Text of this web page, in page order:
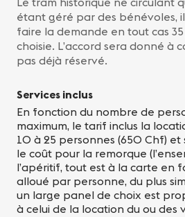
étant géré par des bénévoles,
faire la demande en tout cas
choisie. L’accord sera donné à
pas déjà réservé.
Services inclus
En fonction du nombre de
maximum, le tarif inclus la
10 à 25 personnes (650 Chf) et
le coût pour la remorque
l’apéritif, tout est à la carte en
alloué par personne, du plus
un large panel de choix est
à celui de la location du ou des